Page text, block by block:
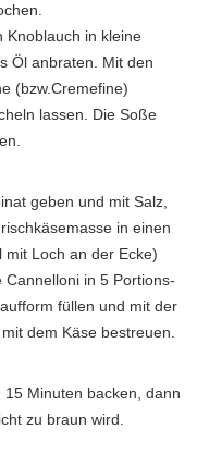
Knoblauch in kleine
Öl anbraten. Mit den
(bzw.Cremefine)
lassen. Die Soße
geben und mit Salz,
in einen
Loch an der Ecke)
in 5 Portions-
füllen und mit der
dem Käse bestreuen.
Minuten backen, dann
zu braun wird.